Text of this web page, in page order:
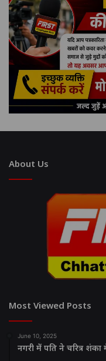
About Us
Most Viewed Posts
June 10, 2025
नगरी में पति ने चरित्र शंका